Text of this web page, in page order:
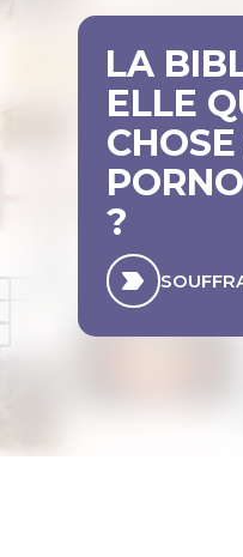
LA
ELLE
?